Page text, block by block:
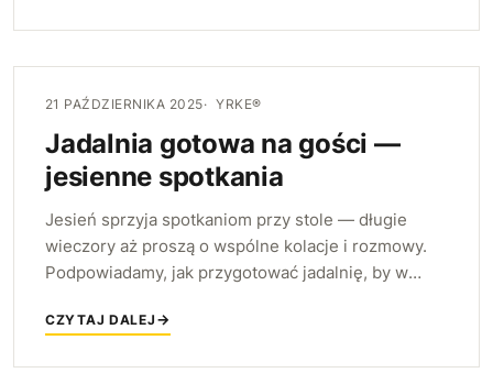
21 PAŹDZIERNIKA 2025 YRKE®
Jadalnia gotowa na gości —
jesienne spotkania
Jesień sprzyja spotkaniom przy stole — długie
wieczory aż proszą o wspólne kolacje i rozmowy.
Podpowiadamy, jak przygotować jadalnię, by w
CZYTAJ DALEJ